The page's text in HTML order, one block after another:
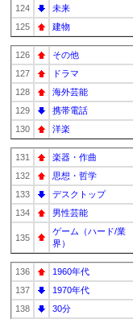
124
未来
125
建物
126 その他
127
ドラマ
128
海外芸能
129
携帯電話
130
洋楽
131 楽器・作曲
132
思想・哲学
133
デスクトップ
134
男性芸能
135
ゲーム（ハード/業
界）
136 1960年代
137
1970年代
138
30分